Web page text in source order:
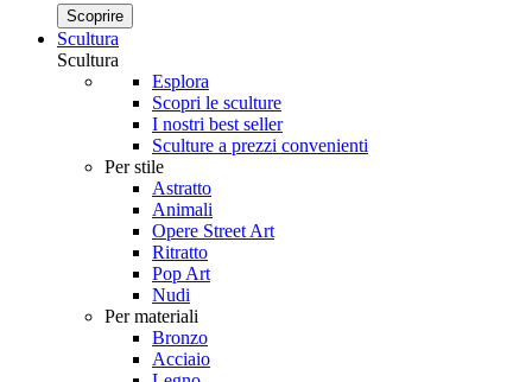
Scoprire
Scultura
Scultura
Esplora
Scopri le sculture
I nostri best seller
Sculture a prezzi convenienti
Per stile
Astratto
Animali
Opere Street Art
Ritratto
Pop Art
Nudi
Per materiali
Bronzo
Acciaio